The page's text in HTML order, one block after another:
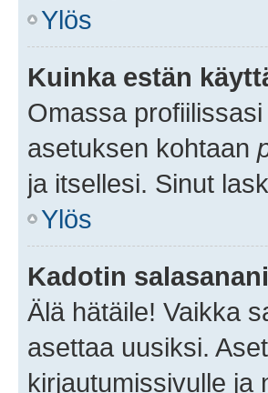
Ylös
Kuinka estän
Omassa
asetuksen kohtaan
ja itsellesi. Sinut
Ylös
Kadotin
Älä hätäile! Vaikka
asettaa uusiksi.
kirjautumissivulle ja